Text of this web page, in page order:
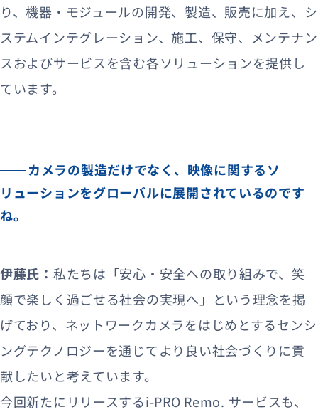
り、機器・モジュールの開発、製造、販売に加え、シ
ステムインテグレーション、施工、保守、メンテナン
スおよびサービスを含む各ソリューションを提供し
ています。
カメラの製造だけでなく、映像に関するソ
リューションをグローバルに展開されているのです
ね。
伊藤氏： 私たちは「安心・安全への取り組みで、笑
顔で楽しく過ごせる社会の実現へ」という理念を掲
げており、ネットワークカメラをはじめとするセンシ
ングテクノロジーを通じてより良い社会づくりに貢
献したいと考えています。
今回新たにリリースするi-PRO Remo. サービスも、